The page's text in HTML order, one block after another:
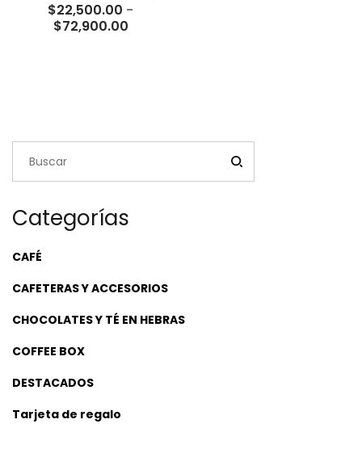
$22,500.00 -
$72,900.00Rango
Categorías
CAFÉ
CAFETERAS Y ACCESORIOS
CHOCOLATES Y TÉ EN HEBRAS
COFFEE BOX
DESTACADOS
Tarjeta de regalo